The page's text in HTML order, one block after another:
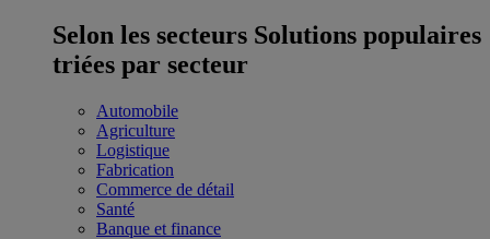
Selon les secteurs Solutions populaires
triées par secteur
Automobile
Agriculture
Logistique
Fabrication
Commerce de détail
Santé
Banque et finance